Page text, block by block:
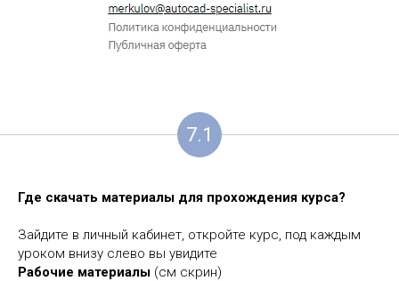
7.1
Где скачать материалы для прохождения курса?
Зайдите в личный кабинет, откройте курс, под каждым
уроком внизу слево вы увидите
Рабочие материалы (см скрин)